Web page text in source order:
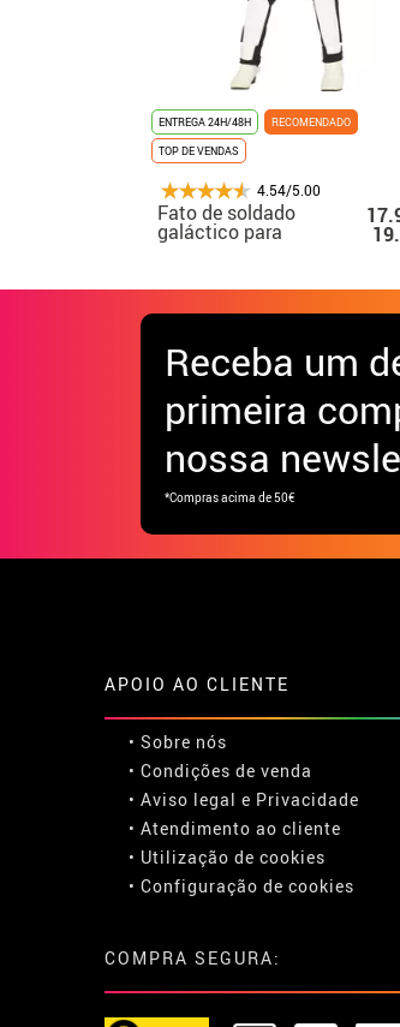
ENTREGA 24H/48H
RECOMENDADO
TOP DE VENDAS
4.54/5.00
Fato de soldado
galáctico para
menino
Receba um
primeira
nossa
*Compras acima de 50€
APOIO AO CLIENTE
• Sobre nós
• Condições de venda
• Aviso legal e Privacidade
• Atendimento ao cliente
• Utilização de cookies
• Configuração de cookies
COMPRA SEGURA: